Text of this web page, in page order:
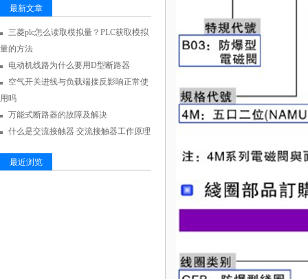
最新文章
三菱plc怎么读取模拟量？PLC获取模拟
量的方法
电动机线路为什么要用D型断路器
空气开关进线与负载端接反影响正常使
用吗
万能式断路器的故障及解决
什么是交流接触器 交流接触器工作原理
最近浏览